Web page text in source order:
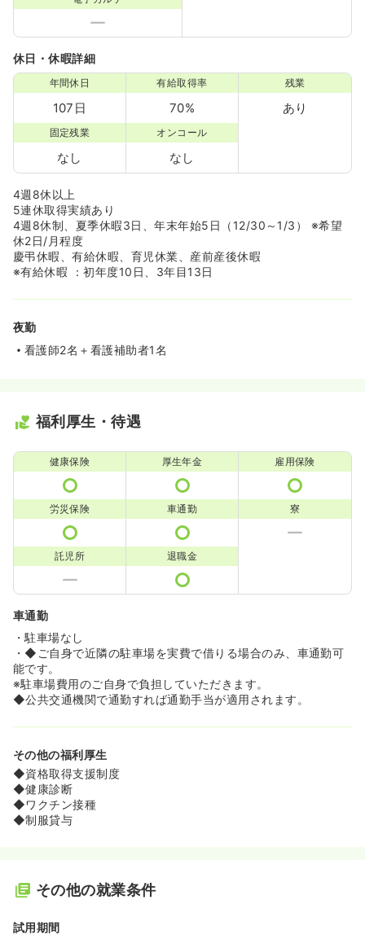
休日・休暇詳細
年間休日
107日
有給取得率
70%
残業
あり
固定残業
なし
オンコール
なし
4週8休以上
5連休取得実績あり
4週8休制、夏季休暇3日、年末年始5日（12/30～1/3） ※希望
休2日/月程度
慶弔休暇、有給休暇、育児休業、産前産後休暇
※有給休暇 ：初年度10日、3年目13日
夜勤
看護師2名＋看護補助者1名
福利厚生・待遇
健康保険 厚生年金 雇用保険
労災保険 車通勤 寮
託児所 退職金
車通勤
・駐車場なし
・◆ご自身で近隣の駐車場を実費で借りる場合のみ、車通勤可
能です。
※駐車場費用のご自身で負担していただきます。
◆公共交通機関で通勤すれば通勤手当が適用されます。
その他の福利厚生
◆資格取得支援制度
◆健康診断
◆ワクチン接種
◆制服貸与
その他の就業条件
試用期間